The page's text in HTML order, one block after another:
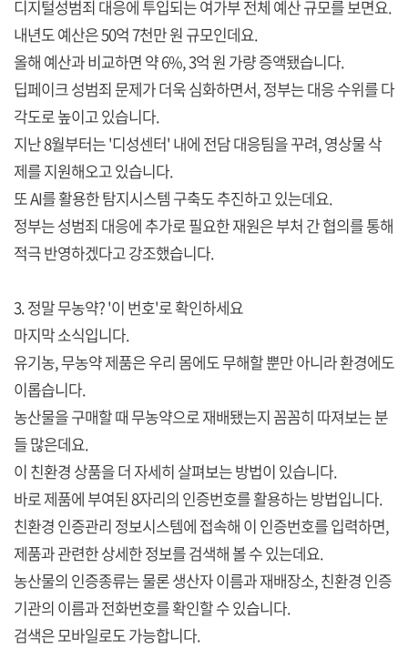
디지털성범죄 대응에 투입되는 여가부 전체 예산 규모를 보면요.
내년도 예산은 50억 7천만 원 규모인데요.
올해 예산과 비교하면 약 6%, 3억 원 가량 증액됐습니다.
딥페이크 성범죄 문제가 더욱 심화하면서, 정부는 대응 수위를 다
각도로 높이고 있습니다.
지난 8월부터는 '디성센터' 내에 전담 대응팀을 꾸려, 영상물 삭
제를 지원해오고 있습니다.
또 AI를 활용한 탐지시스템 구축도 추진하고 있는데요.
정부는 성범죄 대응에 추가로 필요한 재원은 부처 간 협의를 통해
적극 반영하겠다고 강조했습니다.
3. 정말 무농약? '이 번호'로 확인하세요
마지막 소식입니다.
유기농, 무농약 제품은 우리 몸에도 무해할 뿐만 아니라 환경에도
이롭습니다.
농산물을 구매할 때 무농약으로 재배됐는지 꼼꼼히 따져보는 분
들 많은데요.
이 친환경 상품을 더 자세히 살펴보는 방법이 있습니다.
바로 제품에 부여된 8자리의 인증번호를 활용하는 방법입니다.
친환경 인증관리 정보시스템에 접속해 이 인증번호를 입력하면,
제품과 관련한 상세한 정보를 검색해 볼 수 있는데요.
농산물의 인증종류는 물론 생산자 이름과 재배장소, 친환경 인증
기관의 이름과 전화번호를 확인할 수 있습니다.
검색은 모바일로도 가능합니다.